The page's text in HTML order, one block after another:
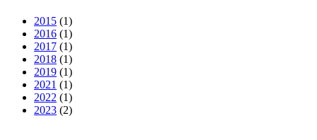
2015 (1)
2016 (1)
2017 (1)
2018 (1)
2019 (1)
2021 (1)
2022 (1)
2023 (2)